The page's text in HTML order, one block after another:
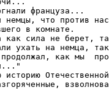
француза...
немцы, что против
в комнате.
как сила не берет,
ухать на немца,
как мы
историю